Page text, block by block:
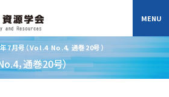
7月号（Vol.4 No.4，通巻20号）
，通巻20号）